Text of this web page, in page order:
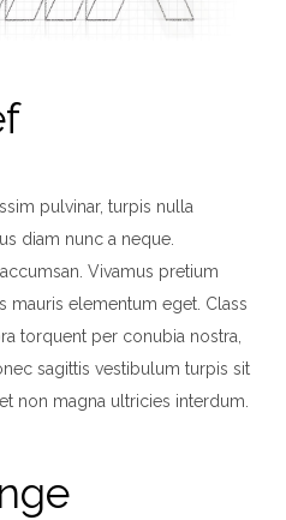
pulvinar, turpis nulla
diam nunc a neque.
Vivamus pretium
mauris elementum eget. Class
torquent per conubia nostra,
sagittis vestibulum turpis sit
non magna ultricies interdum.